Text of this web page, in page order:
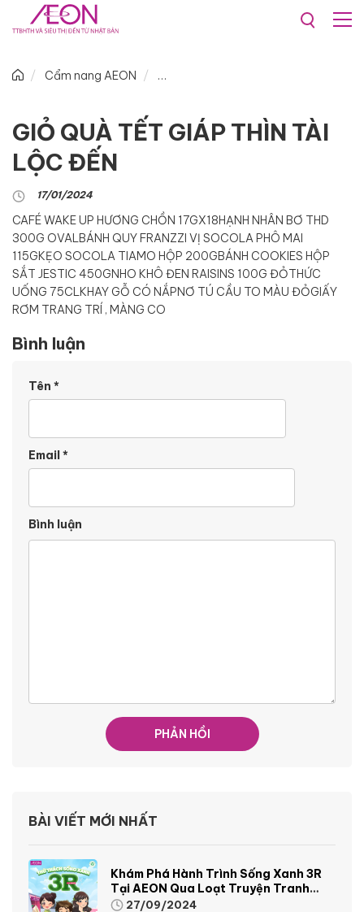
Cẩm nang AEON
GIỎ QUÀ TẾT GIÁP THÌN TÀI
LỘC ĐẾN
17/01/2024
CAFÉ WAKE UP HƯƠNG CHỒN 17GX18HẠNH NHÂN BƠ THD
300G OVALBÁNH QUY FRANZZI VỊ SOCOLA PHÔ MAI
115GKẸO SOCOLA TIAMO HỘP 200GBÁNH COOKIES HỘP
SẮT JESTIC 450GNHO KHÔ ĐEN RAISINS 100G ĐỎTHỨC
UỐNG 75CLKHAY GỖ CÓ NẮPNƠ TÚ CẦU TO MÀU ĐỎGIẤY
RƠM TRANG TRÍ , MÀNG CO
Bình luận
Tên *
Email*
Bình luận
BÀI VIẾT MỚI NHẤT
Khám Phá Hành Trình Sống Xanh 3R
Tại AEON Qua Loạt Truyện Tranh
Sinh Động Và Thú Vị
27/09/2024